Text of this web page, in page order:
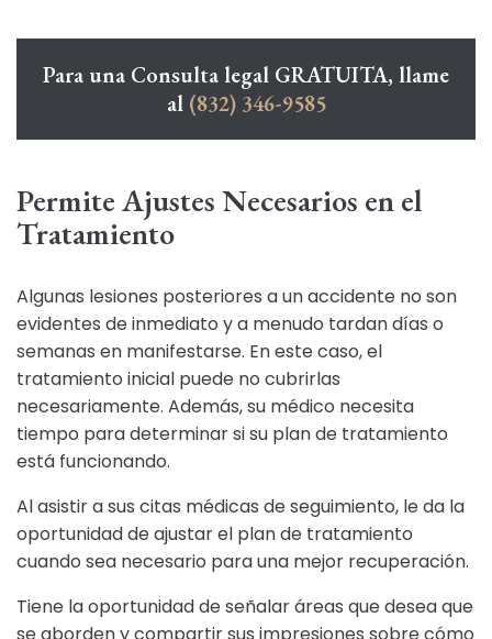
Para una Consulta legal GRATUITA, llame
al (832) 346-9585
Permite Ajustes Necesarios en el
Tratamiento
Algunas lesiones posteriores a un accidente no son
evidentes de inmediato y a menudo tardan días o
semanas en manifestarse. En este caso, el
tratamiento inicial puede no cubrirlas
necesariamente. Además, su médico necesita
tiempo para determinar si su plan de tratamiento
está funcionando.
Al asistir a sus citas médicas de seguimiento, le da la
oportunidad de ajustar el plan de tratamiento
cuando sea necesario para una mejor recuperación.
Tiene la oportunidad de señalar áreas que desea que